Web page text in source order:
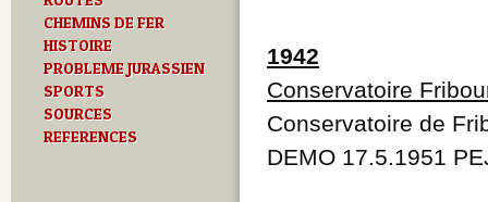
CHEMINS DE FER
HISTOIRE
PROBLEME JURASSIEN
SPORTS
SOURCES
REFERENCES
1942
Conservatoire
Conservatoire de
DEMO 17.5.1951